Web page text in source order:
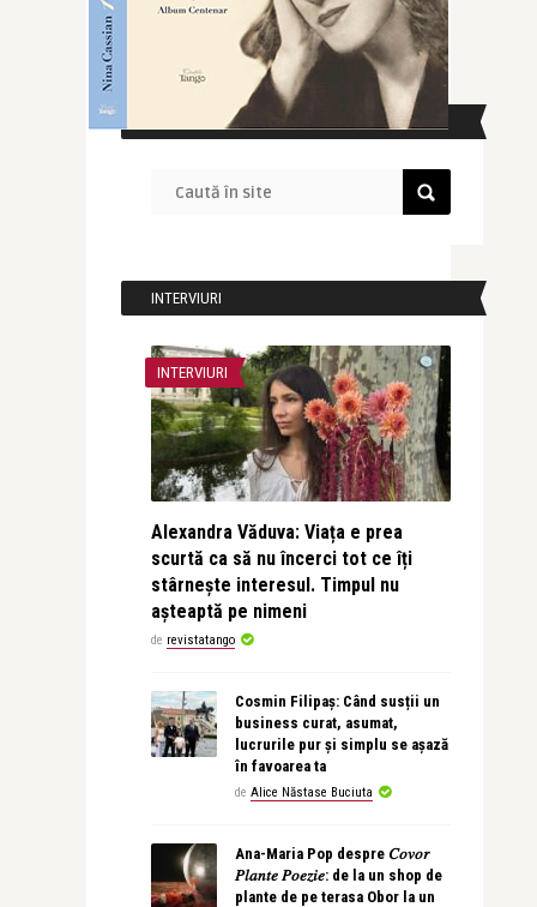
CAUTĂ ÎN SITE
INTERVIURI
INTERVIURI
Alexandra Văduva: Viața e prea
scurtă ca să nu încerci tot ce îți
stârnește interesul. Timpul nu
așteaptă pe nimeni
de revistatango
Cosmin Filipaș: Când susții un
business curat, asumat,
lucrurile pur și simplu se așază
în favoarea ta
de Alice Năstase Buciuta
Ana-Maria Pop despre 𝐶𝑜𝑣𝑜𝑟
𝑃𝑙𝑎𝑛𝑡𝑒 𝑃𝑜𝑒𝑧𝑖𝑒: de la un shop de
plante de pe terasa Obor la un